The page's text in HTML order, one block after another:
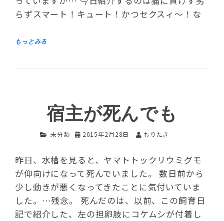
らずスマート！キュート！かつセクスィ～！な
宿主が死んでも
未分類 2015年2月28日 もりたき
昨日、水槽を見ると、ヤマトトックリウミグモ
が仰向けになって死んでいました。 数日前から
少し動きが悪くなってきたことに気付いていま
した。…残念。 死んだのは、以前、この飼育日
記で紹介した、左の担卵肢にコケムシが付着し